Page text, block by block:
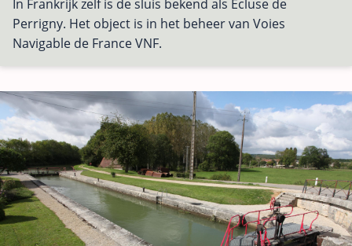
In Frankrijk zelf is de sluis bekend als Ecluse de
Perrigny. Het object is in het beheer van Voies
Navigable de France VNF.